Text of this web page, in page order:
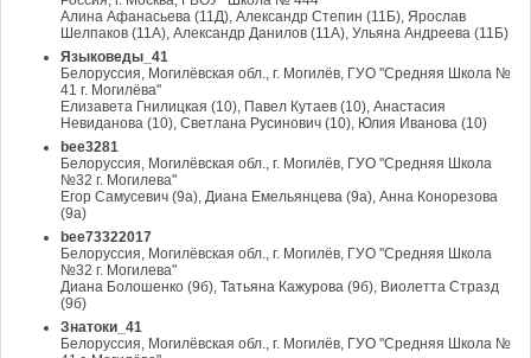
Алина Афанасьева (11Д), Александр Степин (11Б), Ярослав
Шелпаков (11А), Александр Данилов (11А), Ульяна Андреева (11Б)
Языковеды_41
Белоруссия, Могилёвская обл., г. Могилёв, ГУО "Средняя Школа №
41 г. Могилёва"
Елизавета Гнилицкая (10), Павел Кутаев (10), Анастасия
Невиданова (10), Светлана Русинович (10), Юлия Иванова (10)
bee3281
Белоруссия, Могилёвская обл., г. Могилёв, ГУО "Средняя Школа
№32 г. Могилева"
Егор Самусевич (9а), Диана Емельянцева (9а), Анна Конорезова
(9а)
bee73322017
Белоруссия, Могилёвская обл., г. Могилёв, ГУО "Средняя Школа
№32 г. Могилева"
Диана Болошенко (9б), Татьяна Кажурова (9б), Виолетта Стразд
(9б)
Знатоки_41
Белоруссия, Могилёвская обл., г. Могилёв, ГУО "Средняя Школа №